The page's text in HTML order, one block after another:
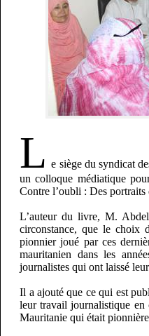
L e siège du syndicat
un colloque médiatique
Contre l’oubli : Des portraits
L’auteur du livre, M.
circonstance, que le choix
pionnier joué par ces
mauritanien dans les
journalistes qui ont laissé
Il a ajouté que ce qui est
leur travail journalistique en
Mauritanie qui était